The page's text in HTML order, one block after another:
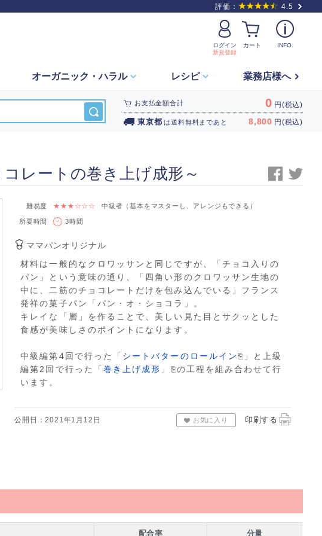
評価： 4.5
ログイン
新規登録
カート INFO.
オーガニック・ハラル レシピ 業務店様へ
お支払金額合計 0 円(税込)
東京都 は送料無料まであと 8,800 円(税込)
レートの巻き上げ成形～
難易度 ★★★☆☆☆ 中級者（基本をマスターし、アレンジもできる）
所要時間 3時間
ママパンオリジナル
材料は一般的なクロワッサンと同じですが、「チョコ入りの
パン」という意味の通り、「四角い形のクロワッサン生地の
中に、二筋のチョコレートだけを包み込んでいる」フランス
発祥の菓子パン「パン・オ・ショコラ」。
キレイな「層」を作ることで、美しい見た目とサクッとした
食感が美味しさのポイントになります。
中級編第4回で行った「 シートバターのロールイン⎘ 」と上級
編第2回で行った「 巻き上げ成形 」 ⎘の工程を組み合わせて行
います。
公開日：2021年1月12日 お気に入り 印刷する
配合率 分量